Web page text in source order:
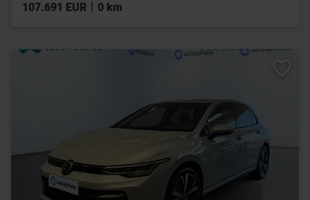
107.691 EUR 0 km